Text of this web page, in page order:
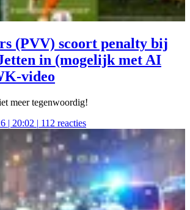
(PVV) scoort penalty bij
in (mogelijk met AI
video
meer tegenwoordig!
| 20:02 | 112 reacties